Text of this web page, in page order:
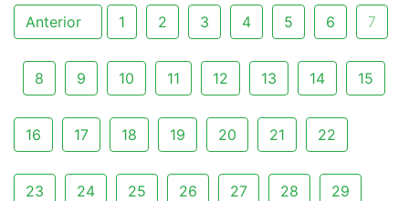
Anterior 1 2 3 4 5 6 7
8 9 10 11 12 13 14 15
16 17 18 19 20 21 22
23 24 25 26 27 28 29